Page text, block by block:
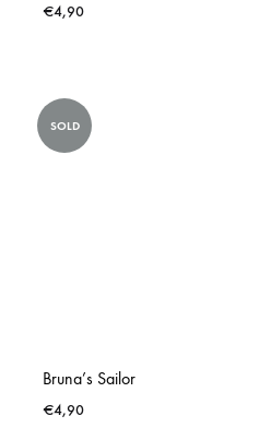
€4,90
SOLD
Bruna’s Sailor
€4,90